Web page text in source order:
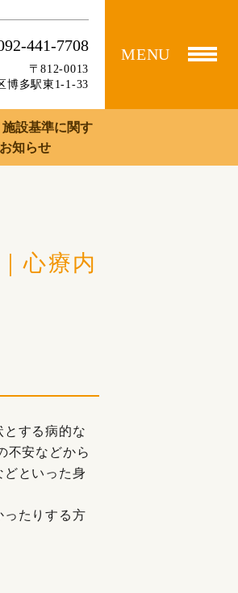
441-7708
〒812-0013
博多駅東1-1-33
MENU
設基準に関す
知らせ
心療内
とする病的な
不安などから
といった身
ったりする方